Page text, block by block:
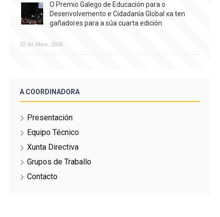
O Premio Galego de Educación para o
Desenvolvemento e Cidadanía Global xa ten
gañadores para a súa cuarta edición
22 de Maio, 2026
A COORDINADORA
Presentación
Equipo Técnico
Xunta Directiva
Grupos de Traballo
Contacto